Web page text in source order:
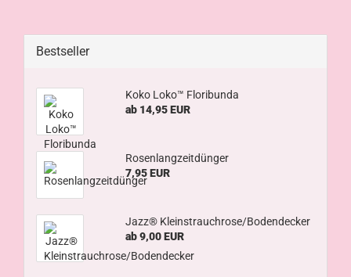
Bestseller
Koko Loko™ Floribunda
ab 14,95 EUR
Rosenlangzeitdünger
7,95 EUR
Jazz® Kleinstrauchrose/Bodendecker
ab 9,00 EUR